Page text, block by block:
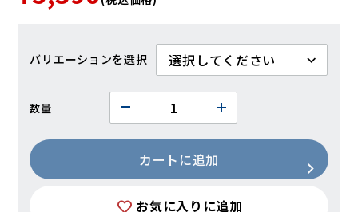
バリエーション
数量
カートに追加
お気に入りに追加